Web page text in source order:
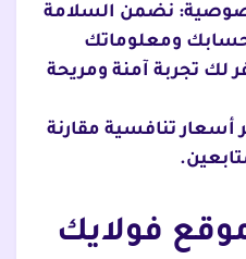
نضمن السلامة
ومعلوماتك
لك تجربة آمنة ومريحة
أسعار تنافسية مقارنة
فولايك